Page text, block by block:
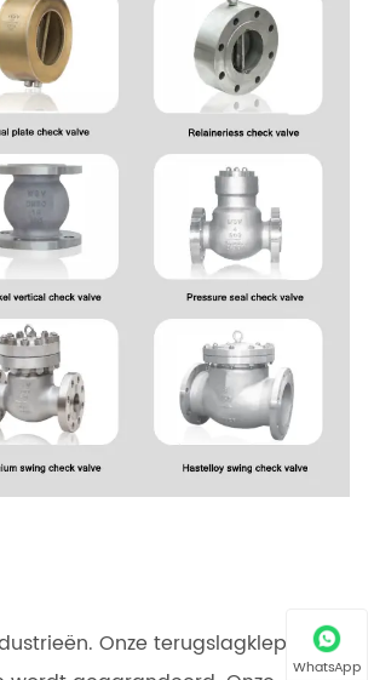
Onze terugslagkleppen
WhatsApp